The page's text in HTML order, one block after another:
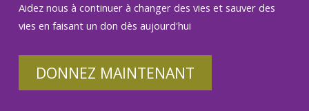
Aidez nous à continuer à changer des vies et sauver des
vies en faisant un don dès aujourd'hui
DONNEZ MAINTENANT